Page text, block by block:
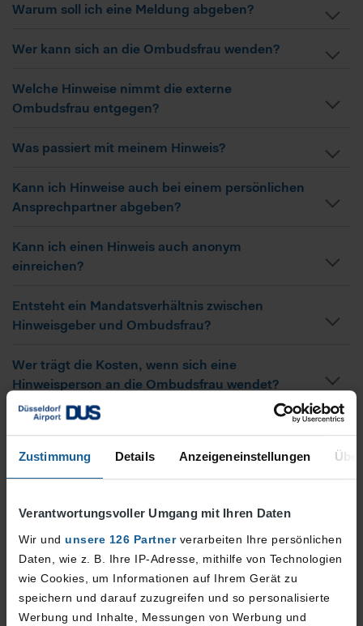
Zustimmung Details Anzeigeneinstellungen
Verantwortungsvoller Umgang mit Ihren Daten
Wir und unsere 126 Partnerverarbeiten Ihre persönlichen
Daten, wie z. B. Ihre IP-Adresse, mithilfe von Technologien
wie Cookies, um Informationen auf Ihrem Gerät zu
speichern und darauf zuzugreifen und so personalisierte
Werbung und Inhalte, Messungen von Werbung und
Warum soll ich eine Meldung abgeben?
Wer kann sich an die Ombudsfrau wenden?
Welche Hinweise nimmt die externe
Ombudsfrau entgegen?
Was passiert mit meinem Hinweis?
Kann ich Hinweise auch bei einem persönlichen
Ansprechpartner abgeben?
Kann ich einen Hinweis auch anonym
einreichen?
Entsteht ein Mandatsverhältnis zwischen
Hinweisgeber und Ombudsfrau?
Wer trägt die Kosten, wenn sich eine
Hinweisperson an die Ombudsfrau wendet?
Wie ist sichergestellt, dass die Ombudsfrau die
Hinweisperson nicht ohne deren Willen
weitergibt?
Was geschieht, nachdem der Hinweis
weitergegeben wurde? Erhält die Hinweisperson
eine Rückmeldung über den weiteren Verlauf
der Prüfung des Hinweises?
Wie kann ich mit der externen Ombudsfrau in